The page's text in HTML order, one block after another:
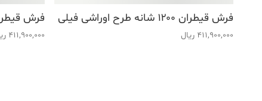
فرش قیطران ۱۲۰۰ شانه طرح اوراشی فیلی
411,900,000 ریال
فرش قیطران ۱۲۰۰ شانه طرح
411,900,000